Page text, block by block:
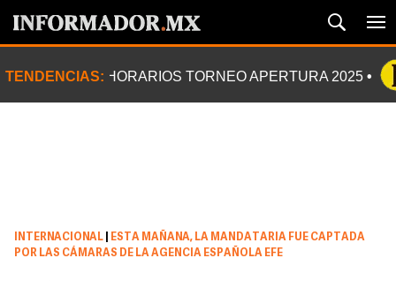
TENDENCIAS: HORARIOS TORNEO APERTURA 2025
INTERNACIONAL
ESTA MAÑANA, LA MANDATARIA FUE CAPTADA
POR LAS CÁMARAS DE LA AGENCIA ESPAÑOLA EFE